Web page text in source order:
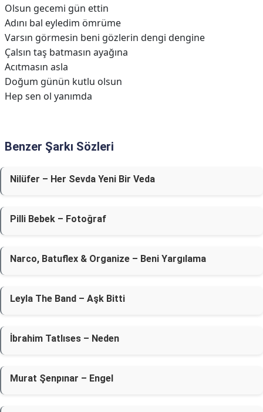
Olsun gecemi gün ettin
Adını bal eyledim ömrüme
Varsın görmesin beni gözlerin dengi dengine
Çalsın taş batmasın ayağına
Acıtmasın asla
Doğum günün kutlu olsun
Hep sen ol yanımda
Benzer Şarkı Sözleri
Nilüfer – Her Sevda Yeni Bir Veda
Pilli Bebek – Fotoğraf
Narco, Batuflex & Organize – Beni Yargılama
Leyla The Band – Aşk Bitti
İbrahim Tatlıses – Neden
Murat Şenpınar – Engel